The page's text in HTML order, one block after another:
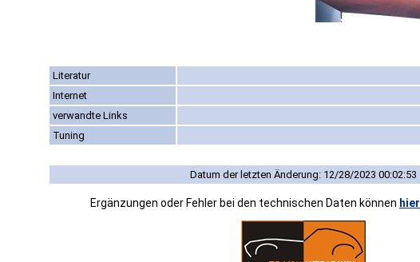
Literatur
Internet
verwandte Links
Tuning
Datum der letzten Änderung: 12/28/2023 00:02:53
Ergänzungen oder Fehler bei den technischen Daten können hier